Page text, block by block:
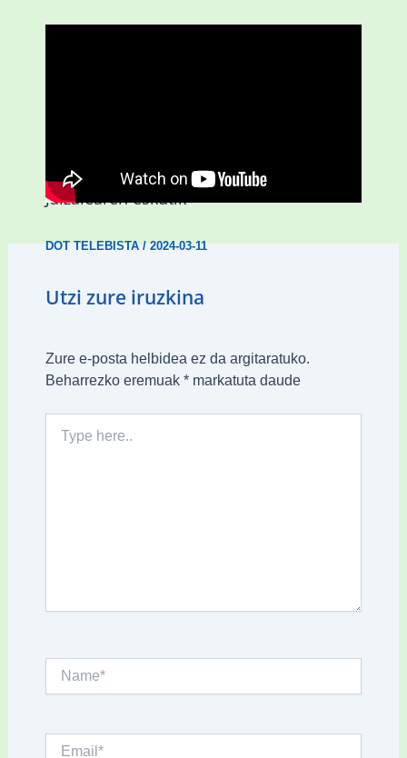
D3.0| Hiruzulo Folk jaialdia
Jaizalearen eskutik
DOT TELEBISTA/2024-03-11
Utzi zure iruzkina
Zure e-posta helbidea ez da argitaratuko.
Beharrezko eremuak *markatuta daude
here..